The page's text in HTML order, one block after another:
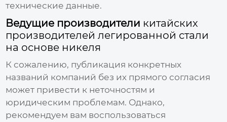
технические данные.
Ведущие производители китайских
производителей легированной стали
на основе никеля
К сожалению, публикация конкретных
названий компаний без их прямого согласия
может привести к неточностям и
юридическим проблемам. Однако,
рекомендуем вам воспользоваться